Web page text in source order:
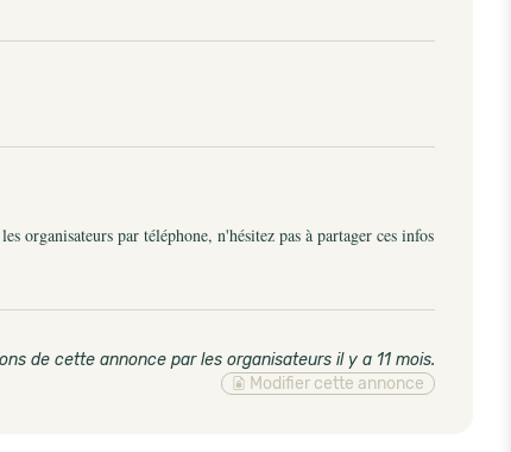
organisateurs par téléphone, n'hésitez pas à partager ces infos
de cette annonce par les organisateurs il y a 11 mois.
Modifier cette annonce